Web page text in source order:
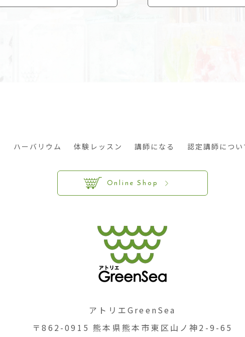
ハーバリウム 体験レッスン 講師になる 認定講師につ
Online Shop
アトリエGreenSea
〒862-0915 熊本県熊本市東区山ノ神2-9-65